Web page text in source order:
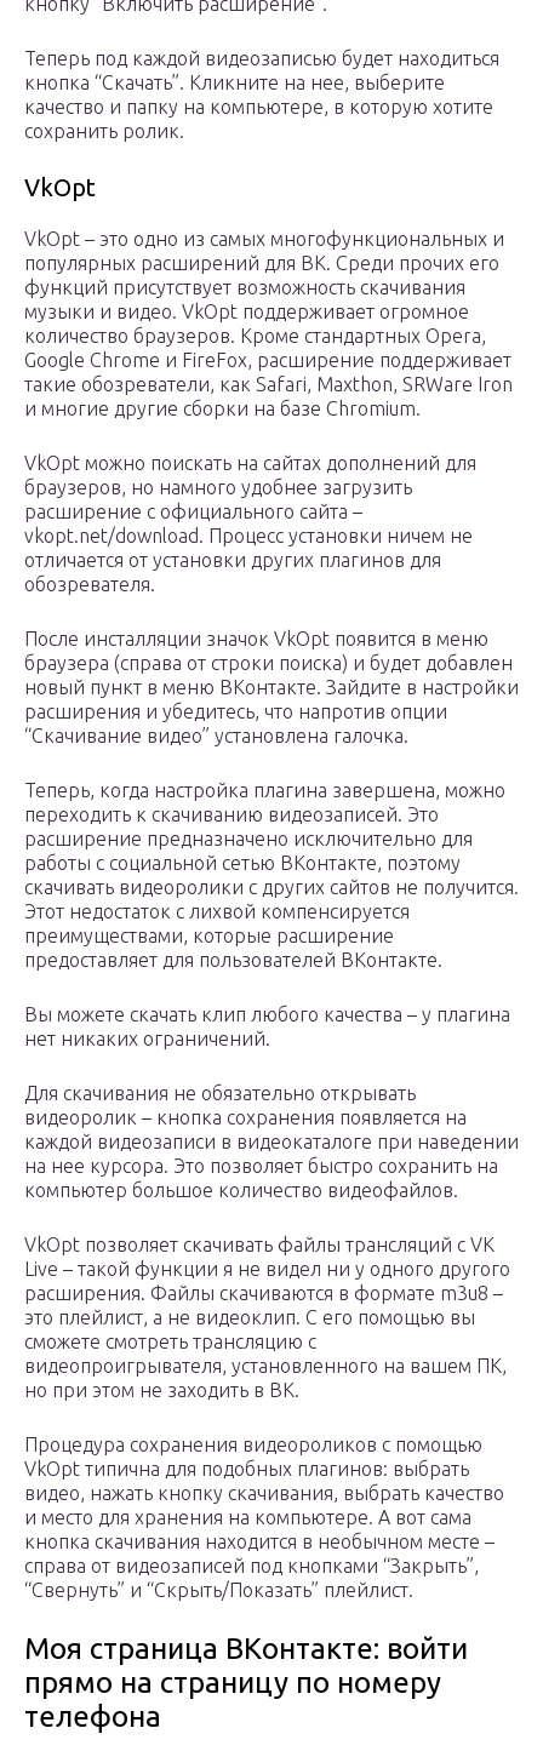
Теперь под каждой видеозаписью будет находиться
кнопка “Скачать”. Кликните на нее, выберите
качество и папку на компьютере, в которую хотите
сохранить ролик.
VkOpt
VkOpt – это одно из самых многофункциональных и
популярных расширений для ВК. Среди прочих его
функций присутствует возможность скачивания
музыки и видео. VkOpt поддерживает огромное
количество браузеров. Кроме стандартных Opera,
Google Chrome и FireFox, расширение поддерживает
такие обозреватели, как Safari, Maxthon, SRWare Iron
и многие другие сборки на базе Chromium.
VkOpt можно поискать на сайтах дополнений для
браузеров, но намного удобнее загрузить
расширение с официального сайта –
vkopt.net/download. Процесс установки ничем не
отличается от установки других плагинов для
обозревателя.
После инсталляции значок VkOpt появится в меню
браузера (справа от строки поиска) и будет добавлен
новый пункт в меню ВКонтакте. Зайдите в настройки
расширения и убедитесь, что напротив опции
“Скачивание видео” установлена галочка.
Теперь, когда настройка плагина завершена, можно
переходить к скачиванию видеозаписей. Это
расширение предназначено исключительно для
работы с социальной сетью ВКонтакте, поэтому
скачивать видеоролики с других сайтов не получится.
Этот недостаток с лихвой компенсируется
преимуществами, которые расширение
предоставляет для пользователей ВКонтакте.
Вы можете скачать клип любого качества – у плагина
нет никаких ограничений.
Для скачивания не обязательно открывать
видеоролик – кнопка сохранения появляется на
каждой видеозаписи в видеокаталоге при наведении
на нее курсора. Это позволяет быстро сохранить на
компьютер большое количество видеофайлов.
VkOpt позволяет скачивать файлы трансляций с VK
Live – такой функции я не видел ни у одного другого
расширения. Файлы скачиваются в формате m3u8 –
это плейлист, а не видеоклип. С его помощью вы
сможете смотреть трансляцию с
видеопроигрывателя, установленного на вашем ПК,
но при этом не заходить в ВК.
Процедура сохранения видеороликов с помощью
VkOpt типична для подобных плагинов: выбрать
видео, нажать кнопку скачивания, выбрать качество
и место для хранения на компьютере. А вот сама
кнопка скачивания находится в необычном месте –
справа от видеозаписей под кнопками “Закрыть”,
“Свернуть” и “Скрыть/Показать” плейлист.
Моя страница ВКонтакте: войти
прямо на страницу по номеру
телефона